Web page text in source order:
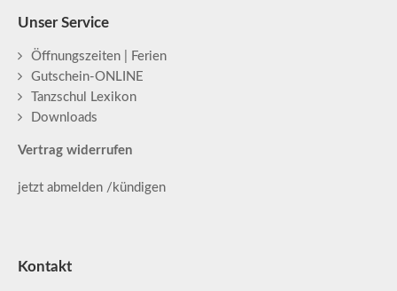
Unser Service
Öffnungszeiten | Ferien
Gutschein-ONLINE
Tanzschul Lexikon
Downloads
Vertrag widerrufen
jetzt abmelden /kündigen
Kontakt